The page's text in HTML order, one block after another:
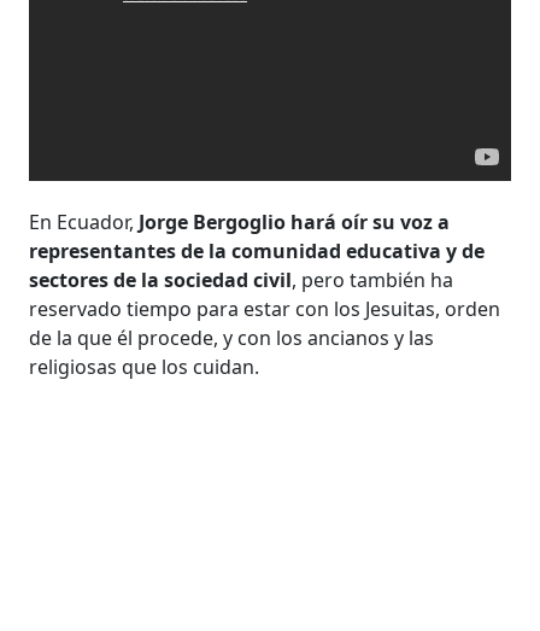
En Ecuador, Jorge Bergoglio hará oír su voz a
representantes de la comunidad educativa y de
sectores de la sociedad civil, pero también ha
reservado tiempo para estar con los Jesuitas, orden
de la que él procede, y con los ancianos y las
religiosas que los cuidan.